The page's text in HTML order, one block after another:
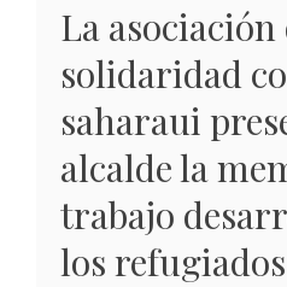
La asociación
solidaridad
saharaui
alcalde la
trabajo
los refugiados